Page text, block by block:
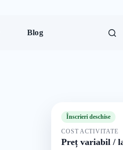
Blog
Înscrieri deschise
COST ACTIVITATE
Preț variabil /